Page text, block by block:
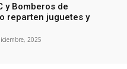
y Bomberos de
reparten juguetes y
2025